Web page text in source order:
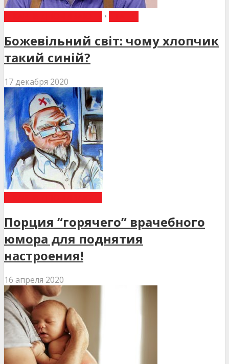
•
Божевільний світ: чому хлопчик
такий синій?
17 декабря 2020
Порция “горячего” врачебного
юмора для поднятия
настроения!
16 апреля 2020